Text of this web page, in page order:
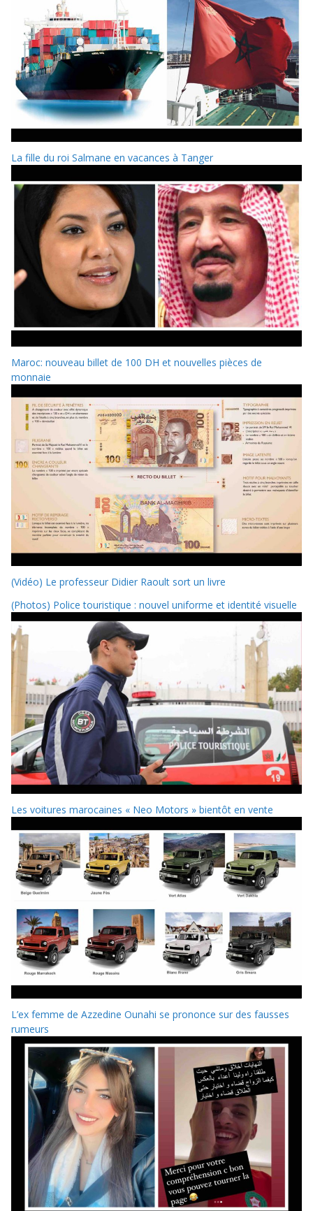
La fille du roi Salmane en vacances à Tanger
Maroc: nouveau billet de 100 DH et nouvelles pièces de
monnaie
(Vidéo) Le professeur Didier Raoult sort un livre
(Photos) Police touristique : nouvel uniforme et identité visuelle
Les voitures marocaines « Neo Motors » bientôt en vente
L’ex femme de Azzedine Ounahi se prononce sur des fausses
rumeurs